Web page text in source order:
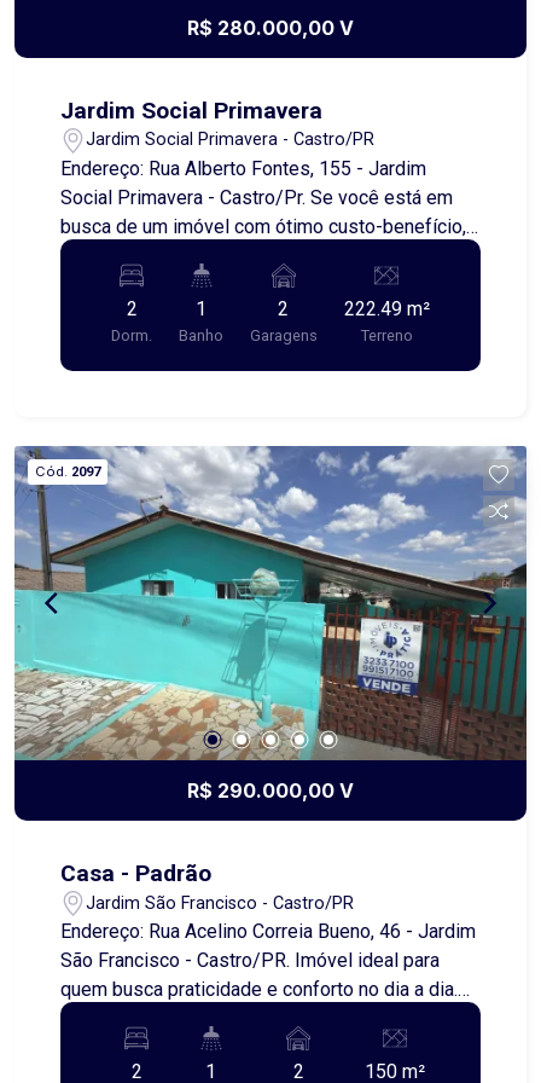
R$ 280.000,00 V
Jardim Social Primavera
Jardim Social Primavera - Castro/PR
Endereço: Rua Alberto Fontes, 155 - Jardim
Social Primavera - Castro/Pr. Se você está em
busca de um imóvel com ótimo custo-benefício,
essa é uma excelente oportunidade! A casa é
muito bem cuidada, reformada e com um visual
agradável, pronta para morar. Conta com 2
quartos, ambientes bem distribuídos e
aconchegantes, ideal para quem busca conforto
tamanho, com espaço para até 2 carros ? perfeita
para momentos de lazer com família e amigos.
Além disso, o imóvel possui uma edícula nos
fundos, um diferencial importante que amplia as
possibilidades de uso: ideal para famílias
maiores, receber visitas com mais privacidade ou
até mesmo para quem busca duas moradias no
mesmo terreno. Uma excelente opção tanto para
moradia quanto para investimento! Agende uma
visita e venha conhecer de perto!
2
Dorm.
1
Banho
2
Garagens
222.49 m²
Terreno
Cód. 2097
R$ 290.000,00 V
Casa - Padrão
Jardim São Francisco - Castro/PR
Endereço: Rua Acelino Correia Bueno, 46 - Jardim
São Francisco - Castro/PR. Imóvel ideal para
quem busca praticidade e conforto no dia a dia.
Localizada próxima ao hospital da cidade,
oferece fácil acesso a serviços essenciais.
Agende uma visita.
2 1 2 150 m²